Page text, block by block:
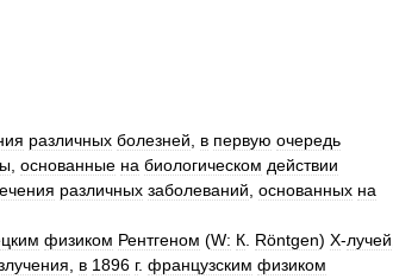
различных болезней в первую очередь
основанные на биологическом действии
различных заболеваний основанных на
физиком Рентгеном (W: К Röntgen) Х-лучей
в 1896 г. французским физиком